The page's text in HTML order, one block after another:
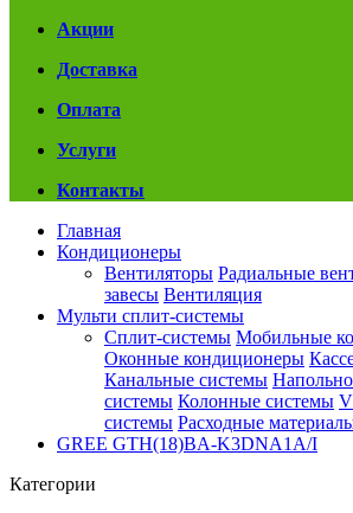
Акции
Доставка
Оплата
Услуги
Контакты
Главная
Кондиционеры
Вентиляторы Радиальные
завесы Вентиляция
Мульти сплит-системы
Сплит-системы Мобильные
Оконные кондиционеры
Канальные системы
системы Колонные системы
системы Расходные
GREE GTH(18)BA-K3DNA1A/I
Категории